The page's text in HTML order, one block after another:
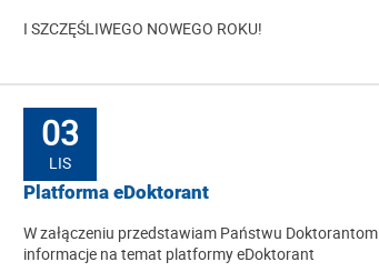
I SZCZĘŚLIWEGO NOWEGO ROKU!
03
LIS
Platforma eDoktorant
W załączeniu przedstawiam Państwu Doktorantom
informacje na temat platformy eDoktorant